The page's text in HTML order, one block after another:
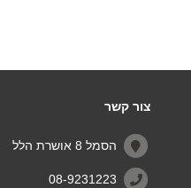
צור קשר
הסמל 8 אושרת הלל
08-9231223